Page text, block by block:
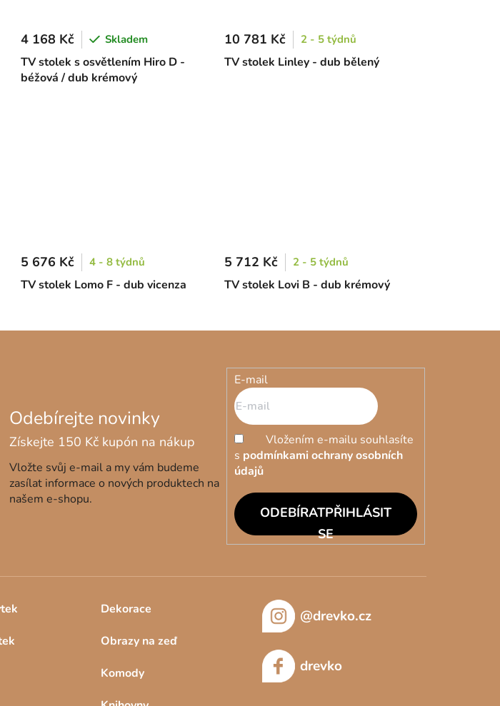
TV stolek s osvětlením Hiro D -
béžová / dub krémový
4 168 Kč Skladem
TV stolek Linley - dub bělený
10 781 Kč 2 - 5 týdnů
TV stolek Lomo F - dub vicenza
5 676 Kč 4 - 8 týdnů
TV stolek Lovi B - dub krémový
5 712 Kč 2 - 5 týdnů
Vložte svůj e-mail a my vám budeme
zasílat informace o nových produktech na
našem e-shopu.
E-mail
Vložením e-mailu souhlasíte
s podmínkami ochrany osobních
údajů
PŘIHLÁSIT
SE
Dekorace
Obrazy na zeď
Komody
@drevko.cz
drevko